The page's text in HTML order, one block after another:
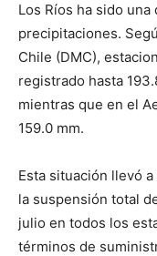
Los Ríos ha sido
precipitaciones.
Chile (DMC),
registrado hasta
mientras que en el
159.0 mm.
Esta situación llevó
la suspensión total
julio en todos los
términos de